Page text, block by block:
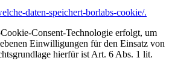
daten-speichert-borlabs-cookie/.
Consent-Technologie erfolgt, um
Einwilligungen für den Einsatz von
hierfür ist Art. 6 Abs. 1 lit.